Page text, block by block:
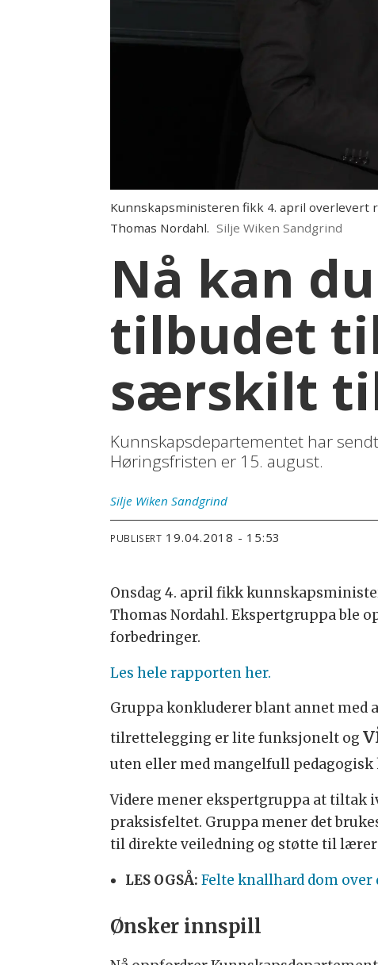
Kunnskapsministeren fikk 4. april overlevert
Thomas Nordahl. Silje Wiken Sandgrind
Nå kan
tilbudet
særskilt
Kunnskapsdepartementet har
Høringsfristen er 15. august.
Silje Wiken Sandgrind
PUBLISERT 19.04.2018 - 15:53
Onsdag 4. april fikk
Thomas Nordahl. Ekspertgruppa ble
forbedringer.
Les hele rapporten her.
Gruppa konkluderer blant annet med
tilrettelegging er lite funksjonelt og
uten eller med mangelfull pedagogisk
Videre mener ekspertgruppa at tiltak
praksisfeltet. Gruppa mener det
til direkte veiledning og støtte til
LES OGSÅ:Felte knallhard dom
Ønsker innspill